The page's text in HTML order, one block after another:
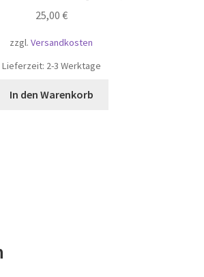
25,00 €
zzgl. Versandkosten
Lieferzeit: 2-3 Werktage
In den Warenkorb